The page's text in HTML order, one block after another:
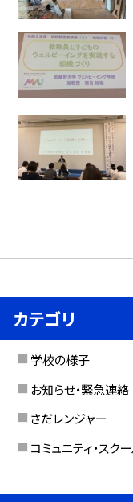
カテゴリ
学校の様子
お知らせ・緊急連絡
さだレンジャー
コミュニティ・スク